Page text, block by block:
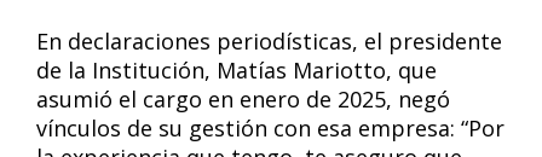
En declaraciones periodísticas, el presidente
de la Institución, Matías Mariotto, que
asumió el cargo en enero de 2025, negó
vínculos de su gestión con esa empresa: “Por